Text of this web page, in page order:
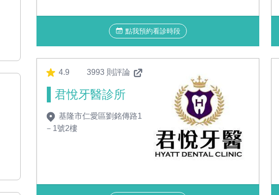
點我預約看診時段
4.9 3993 則評論
君悅牙醫診所
基隆市仁愛區劉銘傳路1
－1號2樓